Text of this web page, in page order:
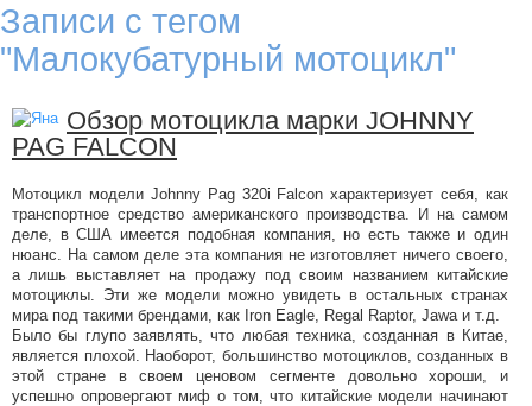
Записи с тегом
"Малокубатурный мотоцикл"
Обзор мотоцикла марки JOHNNY
PAG FALCON
Мотоцикл модели Johnny Pag 320i Falcon характеризует себя, как
транспортное средство американского производства. И на самом
деле, в США имеется подобная компания, но есть также и один
нюанс. На самом деле эта компания не изготовляет ничего своего,
а лишь выставляет на продажу под своим названием китайские
мотоциклы. Эти же модели можно увидеть в остальных странах
мира под такими брендами, как Iron Eagle, Regal Raptor, Jawa и т.д.
Было бы глупо заявлять, что любая техника, созданная в Китае,
является плохой. Наоборот, большинство мотоциклов, созданных в
этой стране в своем ценовом сегменте довольно хороши, и
успешно опровергают миф о том, что китайские модели начинают